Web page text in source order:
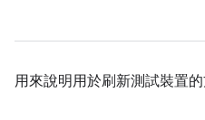
用來說明用於刷新測試裝置